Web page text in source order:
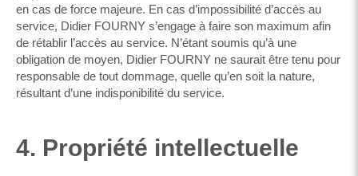
en cas de force majeure. En cas d’impossibilité d’accès au
service, Didier FOURNY s’engage à faire son maximum afin
de rétablir l’accès au service. N’étant soumis qu’à une
obligation de moyen, Didier FOURNY ne saurait être tenu pour
responsable de tout dommage, quelle qu’en soit la nature,
résultant d’une indisponibilité du service.
4. Propriété intellectuelle